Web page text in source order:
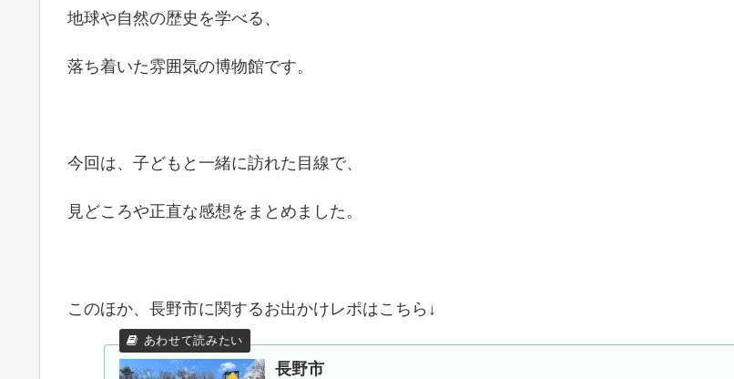
地球や自然の歴史を学べる、
落ち着いた雰囲気の博物館です。
今回は、子どもと一緒に訪れた目線で、
見どころや正直な感想をまとめました。
このほか、長野市に関するお出かけレポはこちら↓
長野市